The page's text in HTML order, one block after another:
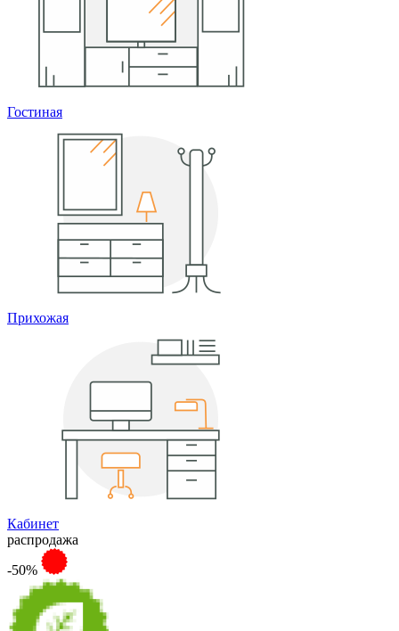
Гостиная
Прихожая
Кабинет
распродажа
-50%